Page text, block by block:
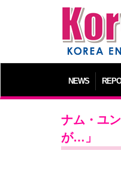
NEWS
ナム・ユ
が…」